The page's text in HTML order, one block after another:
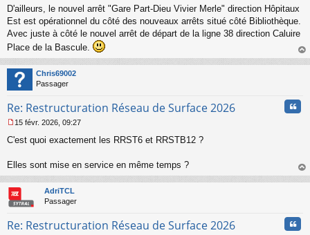
e
s
g
n
o
n
u
D'ailleurs, le nouvel arrêt "Gare Part-Dieu Vivier Merle" direction Hôpitaux
Est est opérationnel du côté des nouveaux arrêts situé côté Bibliothèque.
Avec juste à côté le nouvel arrêt de départ de la ligne 38 direction Caluire
Place de la Bascule.
au
Chris69002
Passager
Re: Restructuration Réseau de Surface 2026
e
s
g
e
n
n
15 févr. 2026, 09:27
C'est quoi exactement les RRST6 et RRSTB12 ?
Elles sont mise en service en même temps ?
au
AdriTCL
Passager
Re: Restructuration Réseau de Surface 2026